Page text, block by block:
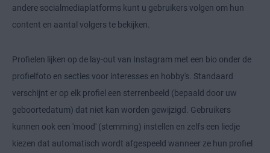
andere socialmediaplatforms kunt u gebruikers volgen om hun
content en aantal volgers te bekijken.
Profielen lijken op de lay-out van Instagram met een bio onder de
profielfoto en secties voor interesses en hobby's. Standaard
verschijnt er op elk profiel een sterrenbeeld (bepaald door uw
geboortedatum) dat niet kan worden gewijzigd. Gebruikers
kunnen ook een 'mood' (stemming) instellen en zelfs een liedje
kiezen dat automatisch wordt afgespeeld wanneer ze hun profiel